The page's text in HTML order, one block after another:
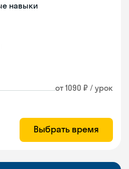
навыки
от 1090 ₽ / урок
Выбрать время